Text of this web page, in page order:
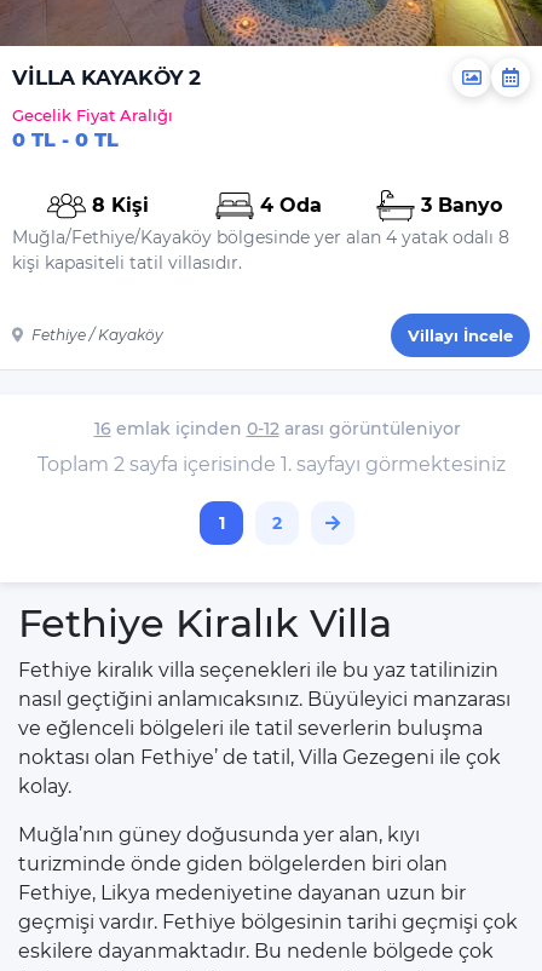
VİLLA KAYAKÖY 2
Gecelik Fiyat Aralığı
0 TL - 0 TL
8 Kişi 4 Oda 3 Banyo
Muğla/Fethiye/Kayaköy bölgesinde yer alan 4 yatak odalı 8
kişi kapasiteli tatil villasıdır.
Fethiye / Kayaköy Villayı İncele
16 emlak içinden 0-12arası görüntüleniyor
Toplam 2 sayfa içerisinde 1. sayfayı görmektesiniz
1 2
Fethiye Kiralık Villa
Fethiye kiralık villa seçenekleri ile bu yaz tatilinizin
nasıl geçtiğini anlamıcaksınız. Büyüleyici manzarası
ve eğlenceli bölgeleri ile tatil severlerin buluşma
noktası olan Fethiye’ de tatil, Villa Gezegeni ile çok
kolay.
Muğla’nın güney doğusunda yer alan, kıyı
turizminde önde giden bölgelerden biri olan
Fethiye, Likya medeniyetine dayanan uzun bir
geçmişi vardır. Fethiye bölgesinin tarihi geçmişi çok
eskilere dayanmaktadır. Bu nedenle bölgede çok